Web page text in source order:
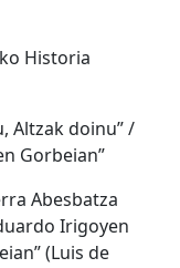
Historia
Altzak doinu” /
Gorbeian”
Abesbatza
Irigoyen
(Luis de